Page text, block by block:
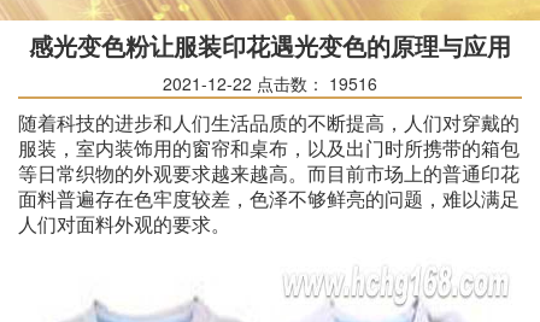
感光变色粉让服装印花遇光变色的原理与应用
2021-12-22 点击数： 19516
随着科技的进步和人们生活品质的不断提高，人们对穿戴的
服装，室内装饰用的窗帘和桌布，以及出门时所携带的箱包
等日常织物的外观要求越来越高。而目前市场上的普通印花
面料普遍存在色牢度较差，色泽不够鲜亮的问题，难以满足
人们对面料外观的要求。